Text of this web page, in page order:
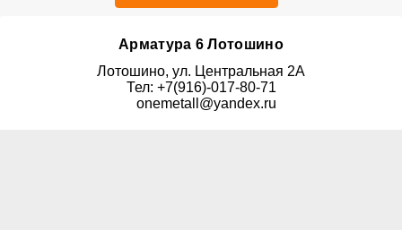
Арматура 6 Лотошино
Лотошино, ул. Центральная 2А
Тел: +7(916)-017-80-71
onemetall@yandex.ru